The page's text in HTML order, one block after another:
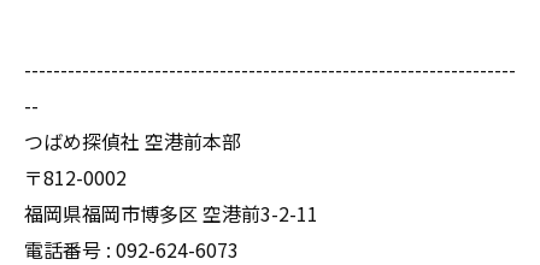
--------------------------------------------------------------------
--
つばめ探偵社 空港前本部
〒812-0002
福岡県福岡市博多区 空港前3-2-11
電話番号 : 092-624-6073